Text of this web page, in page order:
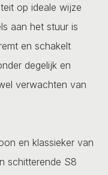
op ideale wijze
aan het stuur is
en schakelt
degelijk en
verwachten van
en klassieker van
schitterende S8